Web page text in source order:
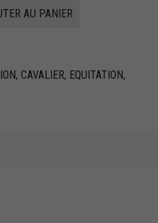
AU PANIER
, CAVALIER, EQUITATION,